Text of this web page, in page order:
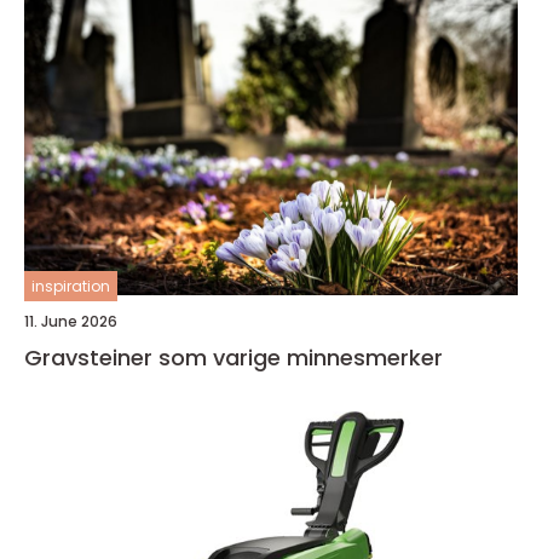
inspiration
11. June 2026
Gravsteiner som varige minnesmerker